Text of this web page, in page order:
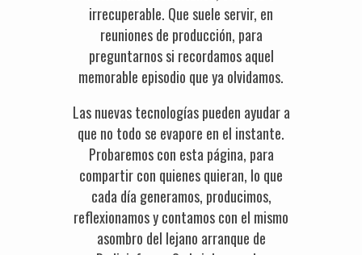
irrecuperable. Que suele servir, en
reuniones de producción, para
preguntarnos si recordamos aquel
memorable episodio que ya olvidamos.
Las nuevas tecnologías pueden ayudar a
que no todo se evapore en el instante.
Probaremos con esta página, para
compartir con quienes quieran, lo que
cada día generamos, producimos,
reflexionamos y contamos con el mismo
asombro del lejano arranque de